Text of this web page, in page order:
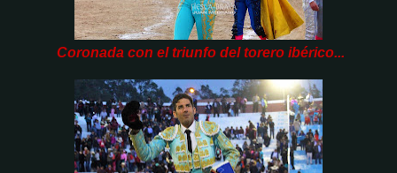
Coronada con el triunfo del torero ibérico...